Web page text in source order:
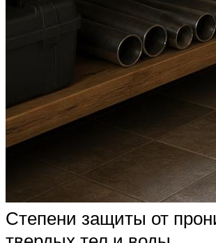
Степени защиты от